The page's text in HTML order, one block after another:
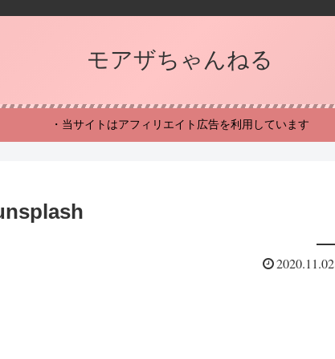
モアザちゃんねる
・当サイトはアフィリエイト広告を利用しています
2020.11.02